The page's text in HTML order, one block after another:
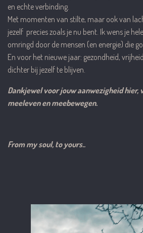
en echte verbinding.
Met momenten van stilte, maar ook van
jezelf precies zoals je nu bent. Ik wens je
omringd door de mensen (en energie) die
En voor het nieuwe jaar: gezondheid,
dichter bij jezelf te blijven.
Dankjewel voor jouw aanwezigheid hier,
meeleven en meebewegen.
From my soul, to yours..